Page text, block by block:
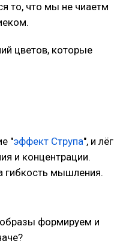
то, что мы не чиаетм
цветов, которые
"эффект Струпа", и лёг
и концентрации.
гибкость мышления.
формируем и